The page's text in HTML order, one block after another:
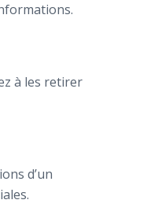
à les retirer
d’un